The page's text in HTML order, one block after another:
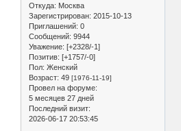
Откуда: Москва
Зарегистрирован: 2015-10-13
Приглашений: 0
Сообщений: 9944
Уважение: [+2328/-1]
Позитив: [+1757/-0]
Пол: Женский
Возраст: 49 [1976-11-19]
Провел на форуме:
5 месяцев 27 дней
Последний визит:
2026-06-17 20:53:45